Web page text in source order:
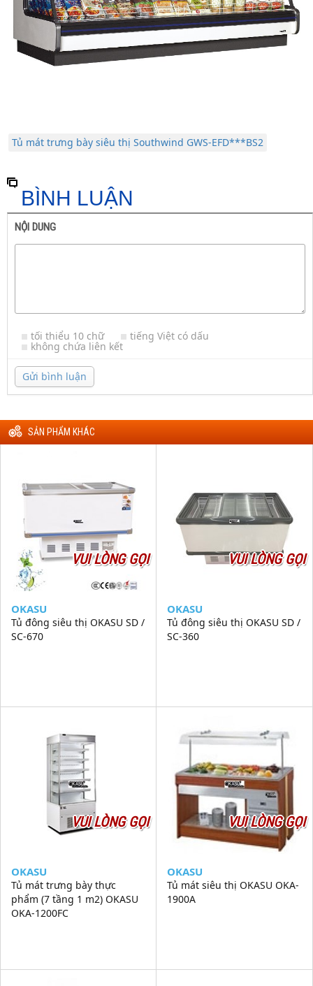
Tủ mát trưng bày siêu thị Southwind GWS-EFD***BS2
BÌNH LUẬN
NỘI DUNG
tối thiểu 10 chữ tiếng Việt có dấu
không chứa liên kết
Gửi bình luận
SẢN PHẨM KHÁC
VUI LÒNG GỌI
OKASU
Tủ đông siêu thị OKASU SD /
SC-670
VUI LÒNG GỌI
OKASU
Tủ đông siêu thị OKASU SD /
SC-360
VUI LÒNG GỌI
OKASU
Tủ mát trưng bày thực
phẩm (7 tầng 1 m2) OKASU
OKA-1200FC
VUI LÒNG GỌI
OKASU
Tủ mát siêu thị OKASU OKA-
1900A